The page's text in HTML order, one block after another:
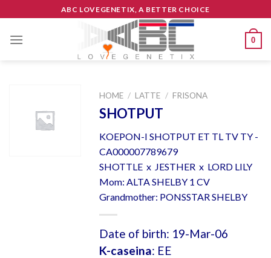
to
content
ABC LOVEGENETIX, A BETTER CHOICE
0
HOME / LATTE / FRISONA
SHOTPUT
KOEPON-I SHOTPUT ET TL TV TY -
CA000007789679
SHOTTLE x JESTHER x LORD LILY
Mom: ALTA SHELBY 1 CV
Grandmother: PONSSTAR SHELBY
Date of birth: 19-Mar-06
K-caseina: EE